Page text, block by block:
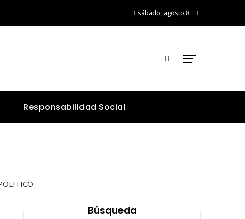
sábado, agosto 8
Responsabilidad Social
Búsqueda